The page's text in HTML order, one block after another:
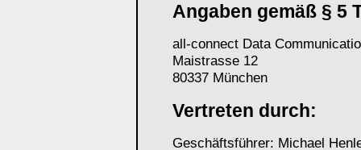
Angaben gemäß § 5
all-connect Data
Maistrasse 12
80337 München
Vertreten durch:
Geschäftsführer: Michael